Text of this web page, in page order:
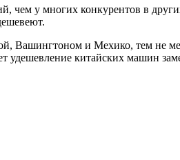
чем у многих конкурентов в
Вашингтоном и Мехико, тем не
удешевление китайских машин